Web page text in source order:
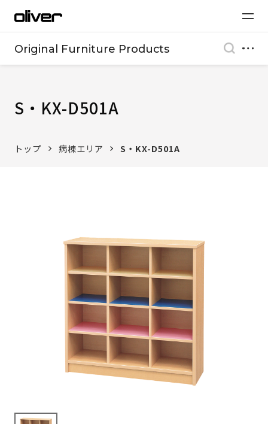
Original Furniture Products
S・KX-D501A
トップ 病棟エリア S・KX-D501A